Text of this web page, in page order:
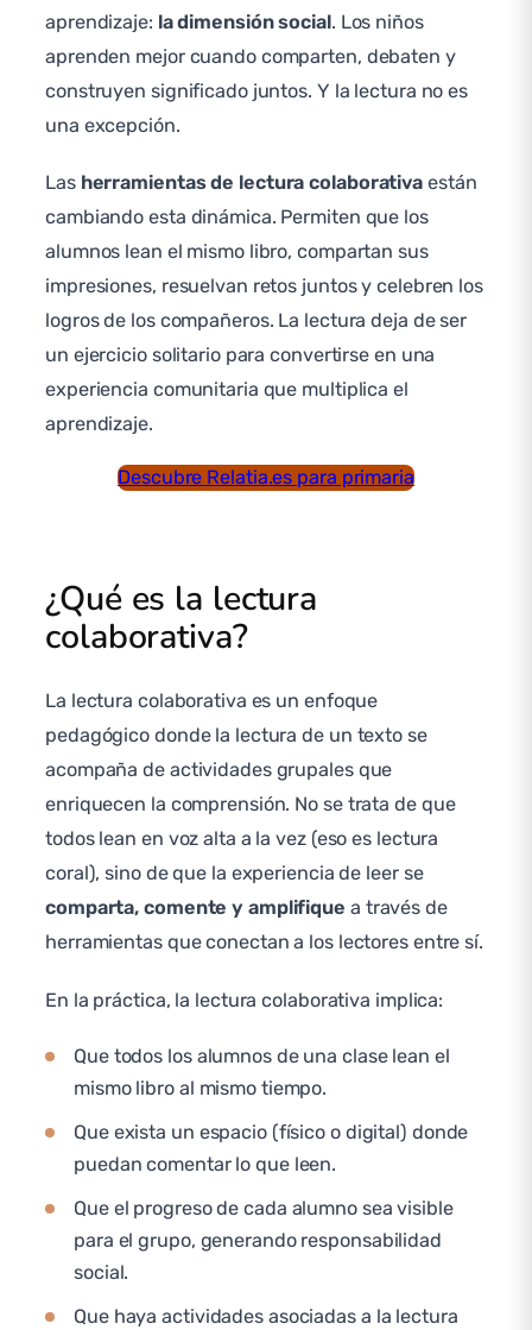
aprendizaje: la dimensión social. Los niños
aprenden mejor cuando comparten, debaten y
construyen significado juntos. Y la lectura no es
una excepción.
Las herramientas de lectura colaborativa están
cambiando esta dinámica. Permiten que los
alumnos lean el mismo libro, compartan sus
impresiones, resuelvan retos juntos y celebren los
logros de los compañeros. La lectura deja de ser
un ejercicio solitario para convertirse en una
experiencia comunitaria que multiplica el
aprendizaje.
Descubre Relatia.es para primaria
¿Qué es la lectura
colaborativa?
La lectura colaborativa es un enfoque
pedagógico donde la lectura de un texto se
acompaña de actividades grupales que
enriquecen la comprensión. No se trata de que
todos lean en voz alta a la vez (eso es lectura
coral), sino de que la experiencia de leer se
comparta, comente y amplifique a través de
herramientas que conectan a los lectores entre sí.
En la práctica, la lectura colaborativa implica:
Que todos los alumnos de una clase lean el
mismo libro al mismo tiempo.
Que exista un espacio (físico o digital) donde
puedan comentar lo que leen.
Que el progreso de cada alumno sea visible
para el grupo, generando responsabilidad
social.
Que haya actividades asociadas a la lectura